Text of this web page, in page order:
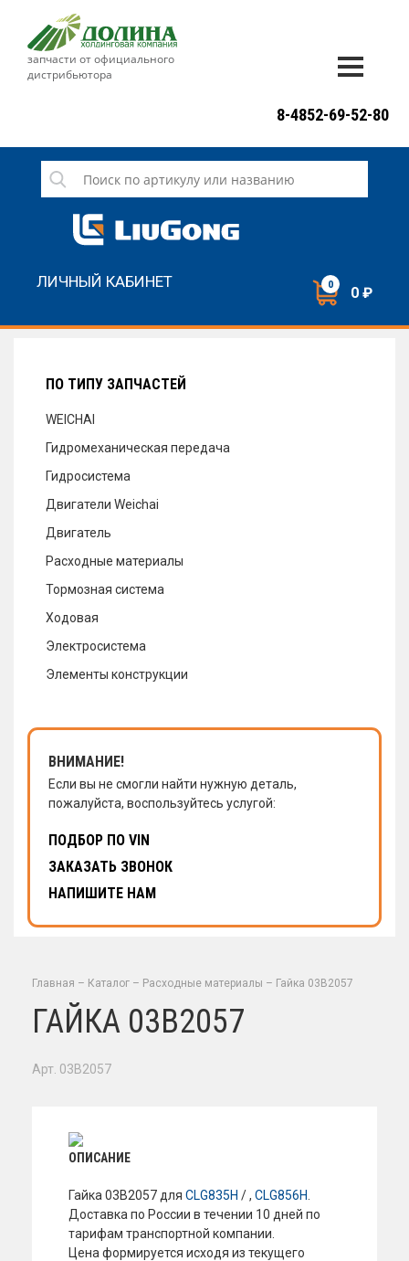
запчасти от официального
дистрибьютора
СЕРВИС
НОВОСТИ
8-4852-69-52-80
ЛИЧНЫЙ КАБИНЕТ 0 0 ₽
ПО ТИПУ ЗАПЧАСТЕЙ
WEICHAI
Гидромеханическая передача
Гидросистема
Двигатели Weichai
Двигатель
Расходные материалы
Тормозная система
Ходовая
Электросистема
Элементы конструкции
ВНИМАНИЕ!
Если вы не смогли найти нужную деталь,
пожалуйста, воспользуйтесь услугой:
ПОДБОР ПО VIN
ЗАКАЗАТЬ ЗВОНОК
НАПИШИТЕ НАМ
Главная – Каталог – Расходные материалы – Гайка 03B2057
ГАЙКА 03B2057
Арт. 03B2057
ОПИСАНИЕ
Гайка 03B2057 для CLG835H / , CLG856H
Доставка по России в течении 10 дней по
тарифам транспортной компании.
Цена формируется исходя из текущего